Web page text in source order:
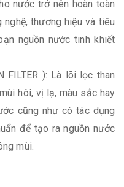
nước trở nên hoàn toàn
nghệ, thương hiệu và tiêu
nguồn nước tinh khiết
FILTER ): Là lõi lọc than
hôi, vị lạ, màu sắc hay
cũng như có tác dụng
để tạo ra nguồn nước
mùi.